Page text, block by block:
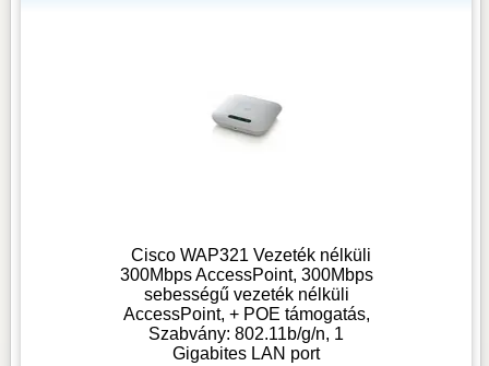
Cisco WAP321 Vezeték nélküli
300Mbps AccessPoint, 300Mbps
sebességű vezeték nélküli
AccessPoint, + POE támogatás,
Szabvány: 802.11b/g/n, 1
Gigabites LAN port